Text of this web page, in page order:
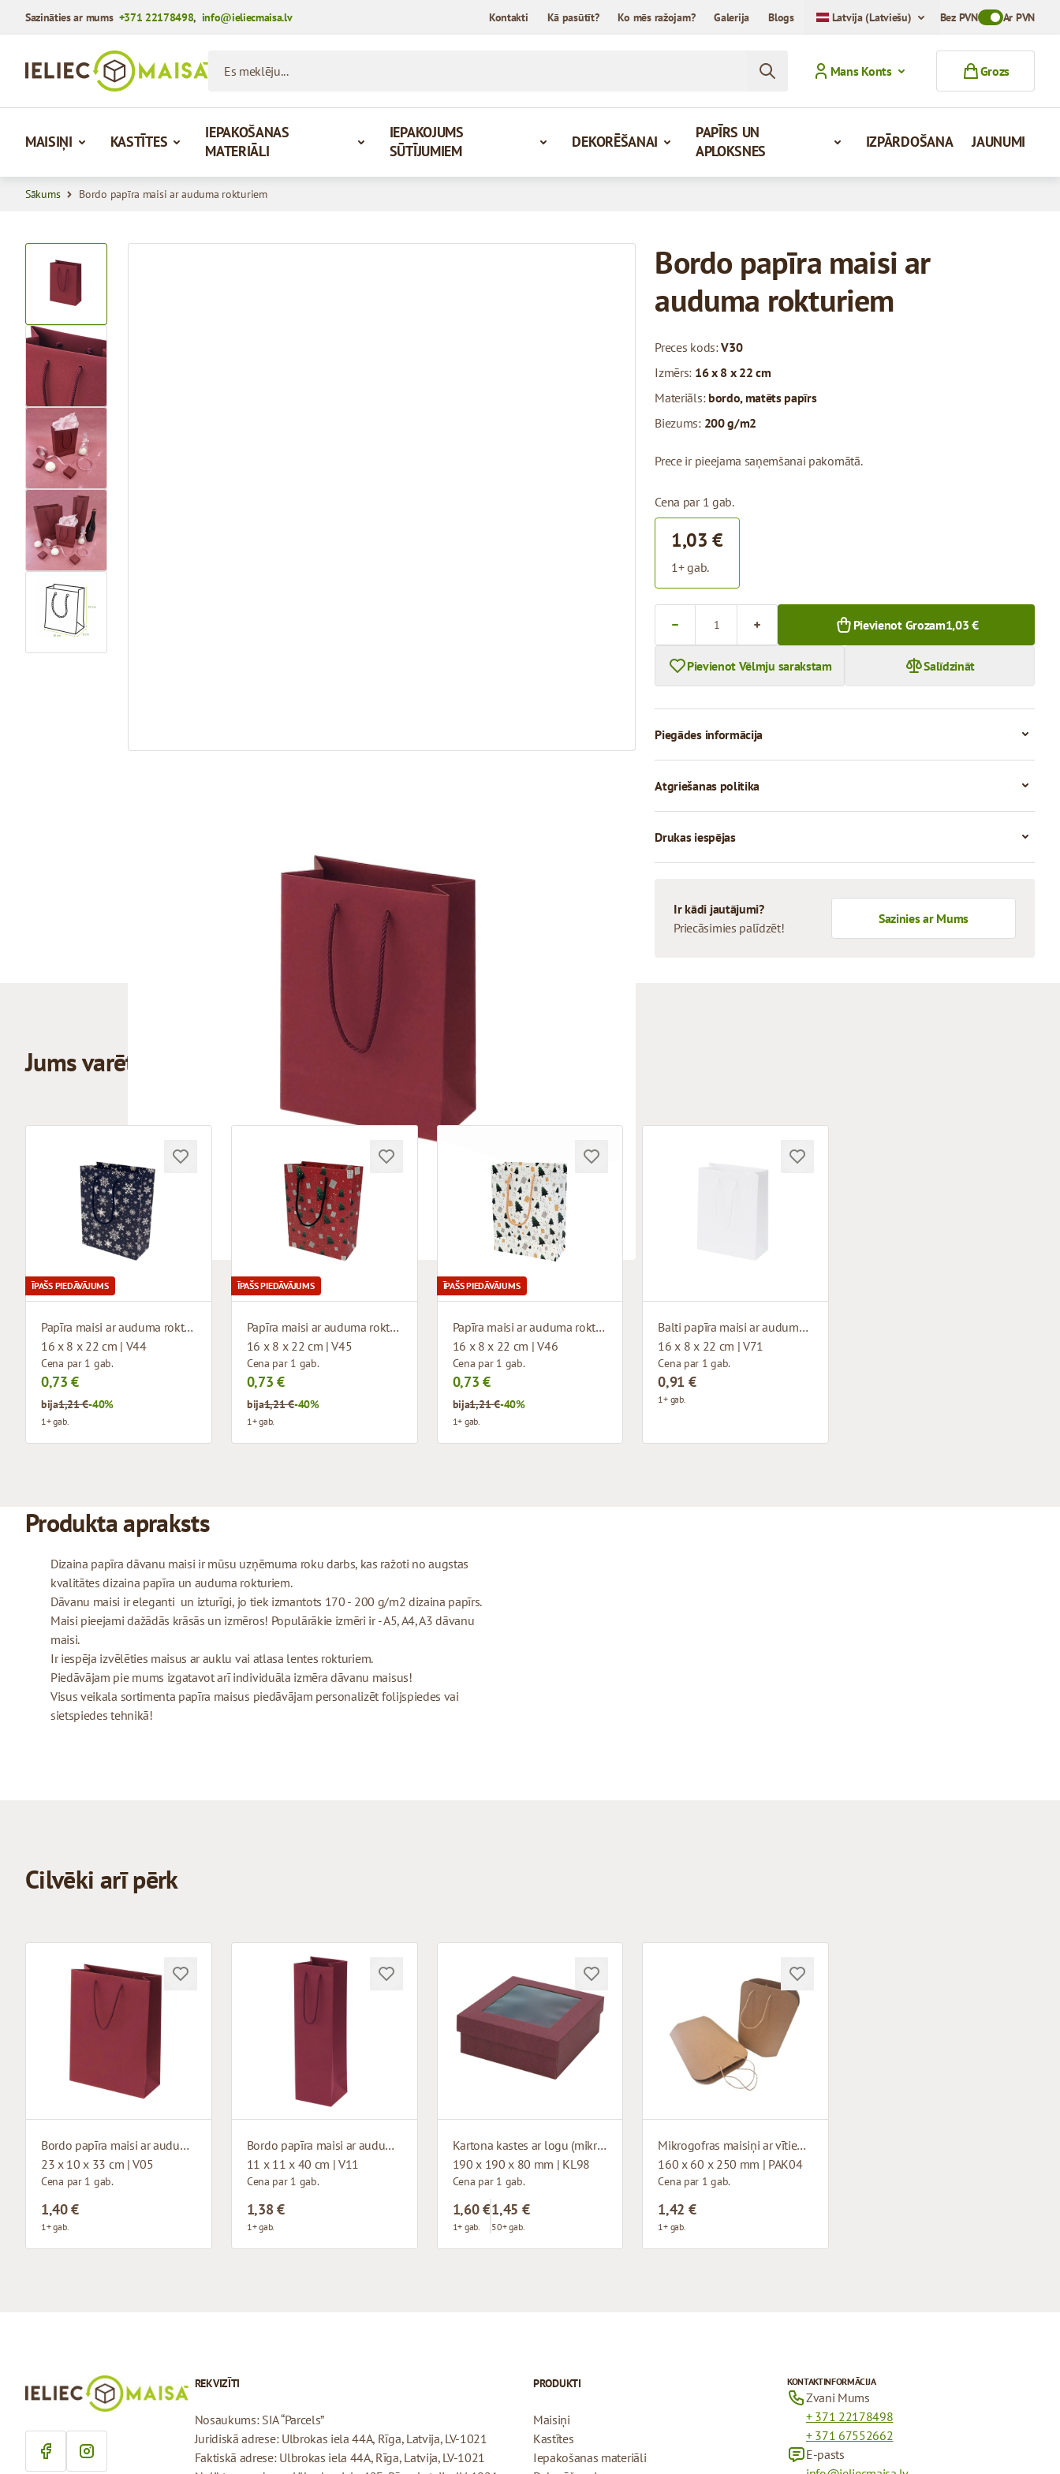
Sazināties ar mums +371 22178498, info@ieliecmaisa.lv Kontakti Kā pasūtīt? Ko mēs ražojam? Galerija Blogs Latvija (Latviešu) Bez PVNToggle VAT
Ar PVN
Mans Konts
Grozs
MAISIŅI KASTĪTES
IEPAKOŠANAS
MATERIĀLI
IEPAKOJUMS
SŪTĪJUMIEM
DEKORĒŠANAI
PAPĪRS UN
APLOKSNES
IZPĀRDOŠANA JAUNUMI
Sākums Bordo papīra maisi ar auduma rokturiem
View larger image
View larger image
View larger image
Bordo papīra maisi ar
auduma rokturiem
Preces kods:V30
Izmērs: 16 x 8 x 22 cm
Materiāls: bordo, matēts papīrs
Biezums: 200 g/m2
Prece ir pieejama saņemšanai pakomātā.
Cena par 1 gab.
1,03 €
1+ gab.
Pievienot Grozam1,03 €
Pievienot Vēlmju sarakstam Salīdzināt
Piegādes informācija
Atgriešanas politika
Drukas iespējas
Ir kādi jautājumi?
Priecāsimies palīdzēt!
Sazinies ar Mums
Jums varētu patikt
ĪPAŠS PIEDĀVĀJUMS
Papīra maisi ar auduma rokturiem un dizainu
16 x 8 x 22 cm | V44
Cena par 1 gab.
0,73 €
bija1,21 €-40%
1+ gab.
ĪPAŠS PIEDĀVĀJUMS
Papīra maisi ar auduma rokturiem un dizainu
16 x 8 x 22 cm | V45
Cena par 1 gab.
0,73 €
bija1,21 €-40%
1+ gab.
ĪPAŠS PIEDĀVĀJUMS
Papīra maisi ar auduma rokturiem un dizainu
16 x 8 x 22 cm | V46
Cena par 1 gab.
0,73 €
bija1,21 €-40%
1+ gab.
Balti papīra maisi ar auduma rokturiem
16 x 8 x 22 cm | V71
Cena par 1 gab.
0,91 €
1+ gab.
Produkta apraksts
Dizaina papīra dāvanu maisi ir mūsu uzņēmuma roku darbs, kas ražoti no augstas
kvalitātes dizaina papīra un auduma rokturiem.
Dāvanu maisi ir eleganti un izturīgi, jo tiek izmantots 170 - 200 g/m2 dizaina papīrs.
Maisi pieejami dažādās krāsās un izmēros! Populārākie izmēri ir - A5, A4, A3 dāvanu
maisi.
Ir iespēja izvēlēties maisus ar auklu vai atlasa lentes rokturiem.
Piedāvājam pie mums izgatavot arī individuāla izmēra dāvanu maisus!
Visus veikala sortimenta papīra maisus piedāvājam personalizēt folijspiedes vai
sietspiedes tehnikā!
Cilvēki arī pērk
Bordo papīra maisi ar auduma rokturiem
23 x 10 x 33 cm | V05
Cena par 1 gab.
1,40 €
1+ gab.
Bordo papīra maisi ar auduma rokturiem
11 x 11 x 40 cm | V11
Cena par 1 gab.
1,38 €
1+ gab.
Kartona kastes ar logu (mikrogofras)
190 x 190 x 80 mm | KL98
Cena par 1 gab.
1,60 €
1+ gab.
1,45 €
50+ gab.
Mikrogofras maisiņi ar vītiem rokturiem
160 x 60 x 250 mm | PAK04
Cena par 1 gab.
1,42 €
1+ gab.
REKVIZĪTI
Nosaukums: SIA “Parcels”
Juridiskā adrese: Ulbrokas iela 44A, Rīga, Latvija, LV-1021
Faktiskā adrese: Ulbrokas iela 44A, Rīga, Latvija, LV-1021
PRODUKTI
Maisiņi
Kastītes
Iepakošanas materiāli
KONTAKTINFORMĀCIJA
Zvani Mums
+ 371 22178498
+ 371 67552662
E-pasts